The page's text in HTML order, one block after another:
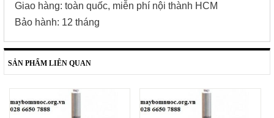
Giao hàng: toàn quốc, miễn phí nội thành HCM
Bảo hành: 12 tháng
SẢN PHẨM LIÊN QUAN